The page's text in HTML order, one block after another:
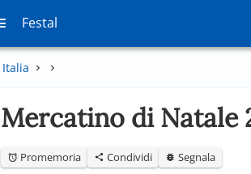
Festal
Italia
Mercatino di Natale
Promemoria Condividi Segnala